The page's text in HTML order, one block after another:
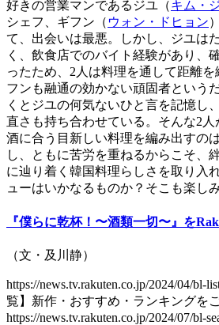
好きの営業マンであるジユ（キム・
シェフ、ギフン（ ウォン・ドヒョン
て、出会いは最悪。しかし、ジユは
く、飲食店でのバイト経験があり、
ったため、2人は料理を通して距離
フンも融通の効かない頑固者という
くとジユの何気ないひと言を記憶し
直さも持ち合わせている。そんな2
酒に合う目新しい料理を編み出すの
し、ともに苦労を重ねるからこそ、
に辿り着く韓国料理らしさを取り入
ューはいかなるものか？そこも楽し
『僕らに乾杯！〜酒類一切〜』を
（文・及川静）
https://news.tv.rakuten.co.jp/2024/04/bl-
覧】新作・おすすめ・ランキングを
https://news.tv.rakuten.co.jp/2024/07/bl-